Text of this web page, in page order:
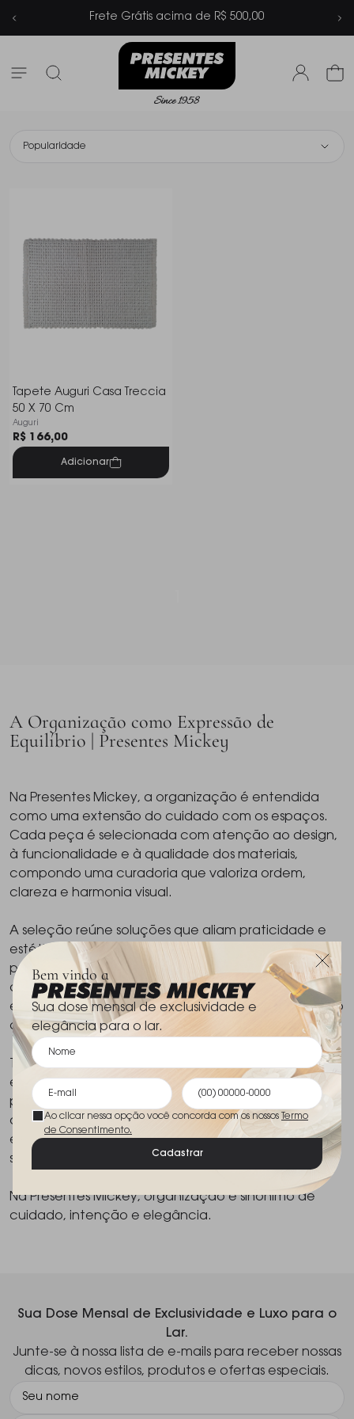
Bem vindo a
Sua dose mensal de exclusividade e
elegância para o lar.
Ao clicar nessa opção você concorda com os nossos Termo
de Consentimento.
Cadastrar
Frete Grátis acima de R$ 500,00
Popularidade
Tapete Auguri Casa Treccia
50 X 70 Cm
Auguri
R$ 166,00
Adicionar
A Organização como Expressão de
Equilíbrio | Presentes Mickey
Na Presentes Mickey, a organização é entendida
como uma extensão do cuidado com os espaços.
Cada peça é selecionada com atenção ao design,
à funcionalidade e à qualidade dos materiais,
compondo uma curadoria que valoriza ordem,
clareza e harmonia visual.
A seleção reúne soluções que aliam praticidade e
estética, com formas bem definidas e acabamentos
precisos. São escolhas pensadas para integrar
diferentes ambientes de maneira discreta e
elegante, preservando a identidade e o equilíbrio do
conjunto.
Trabalhamos com marcas reconhecidas pela
excelência e pelo rigor construtivo, garantindo
produtos duráveis e visualmente consistentes. A
organização se revela, assim, como um elemento
essencial na criação de espaços bem resolvidos e
sofisticados.
Na Presentes Mickey, organização é sinônimo de
cuidado, intenção e elegância.
Sua Dose Mensal de Exclusividade e Luxo para o
Lar.
Junte-se à nossa lista de e-mails para receber nossas
dicas, novos estilos, produtos e ofertas especiais.